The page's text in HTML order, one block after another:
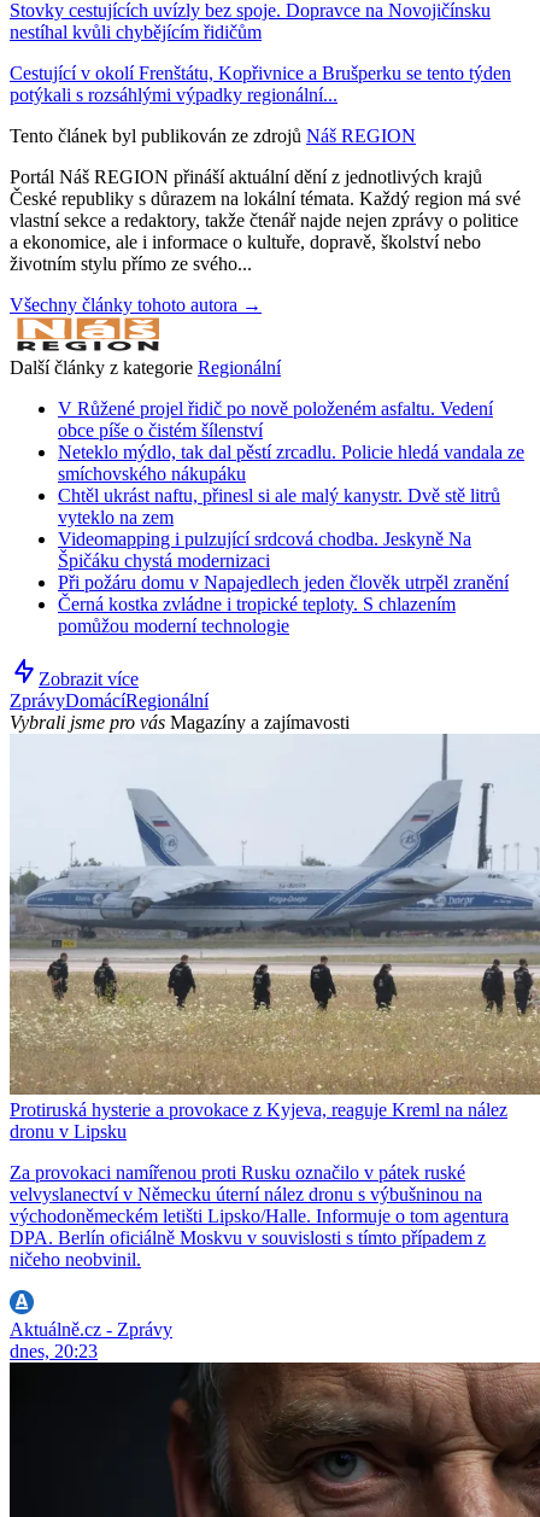
Stovky cestujících uvízly bez spoje. Dopravce na Novojičínsku
nestíhal kvůli chybějícím řidičům
Cestující v okolí Frenštátu, Kopřivnice a Brušperku se tento týden
potýkali s rozsáhlými výpadky regionální...
Tento článek byl publikován ze zdrojů Náš REGION
Portál Náš REGION přináší aktuální dění z jednotlivých krajů
České republiky s důrazem na lokální témata. Každý region má své
vlastní sekce a redaktory, takže čtenář najde nejen zprávy o politice
a ekonomice, ale i informace o kultuře, dopravě, školství nebo
životním stylu přímo ze svého...
Všechny články tohoto autora →
Další články z kategorie Regionální
V Růžené projel řidič po nově položeném asfaltu. Vedení
obce píše o čistém šílenství
Neteklo mýdlo, tak dal pěstí zrcadlu. Policie hledá vandala ze
smíchovského nákupáku
Chtěl ukrást naftu, přinesl si ale malý kanystr. Dvě stě litrů
vyteklo na zem
Videomapping i pulzující srdcová chodba. Jeskyně Na
Špičáku chystá modernizaci
Při požáru domu v Napajedlech jeden člověk utrpěl zranění
Černá kostka zvládne i tropické teploty. S chlazením
pomůžou moderní technologie
Zobrazit více
ZprávyDomácíRegionální
Vybrali jsme pro vás Magazíny a zajímavosti
Protiruská hysterie a provokace z Kyjeva, reaguje Kreml na nález
dronu v Lipsku
Za provokaci namířenou proti Rusku označilo v pátek ruské
velvyslanectví v Německu úterní nález dronu s výbušninou na
východoněmeckém letišti Lipsko/Halle. Informuje o tom agentura
DPA. Berlín oficiálně Moskvu v souvislosti s tímto případem z
ničeho neobvinil.
Aktuálně.cz - Zprávy
dnes, 20:23